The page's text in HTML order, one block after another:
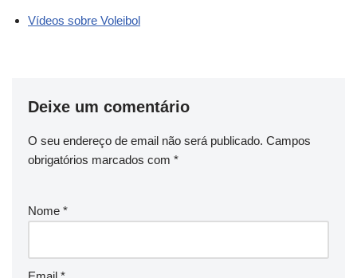
Vídeos sobre Voleibol
Deixe um comentário
O seu endereço de email não será publicado. Campos
obrigatórios marcados com *
Nome *